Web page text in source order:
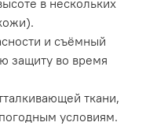
в нескольких
и съёмный
защиту во время
ткани,
условиям.